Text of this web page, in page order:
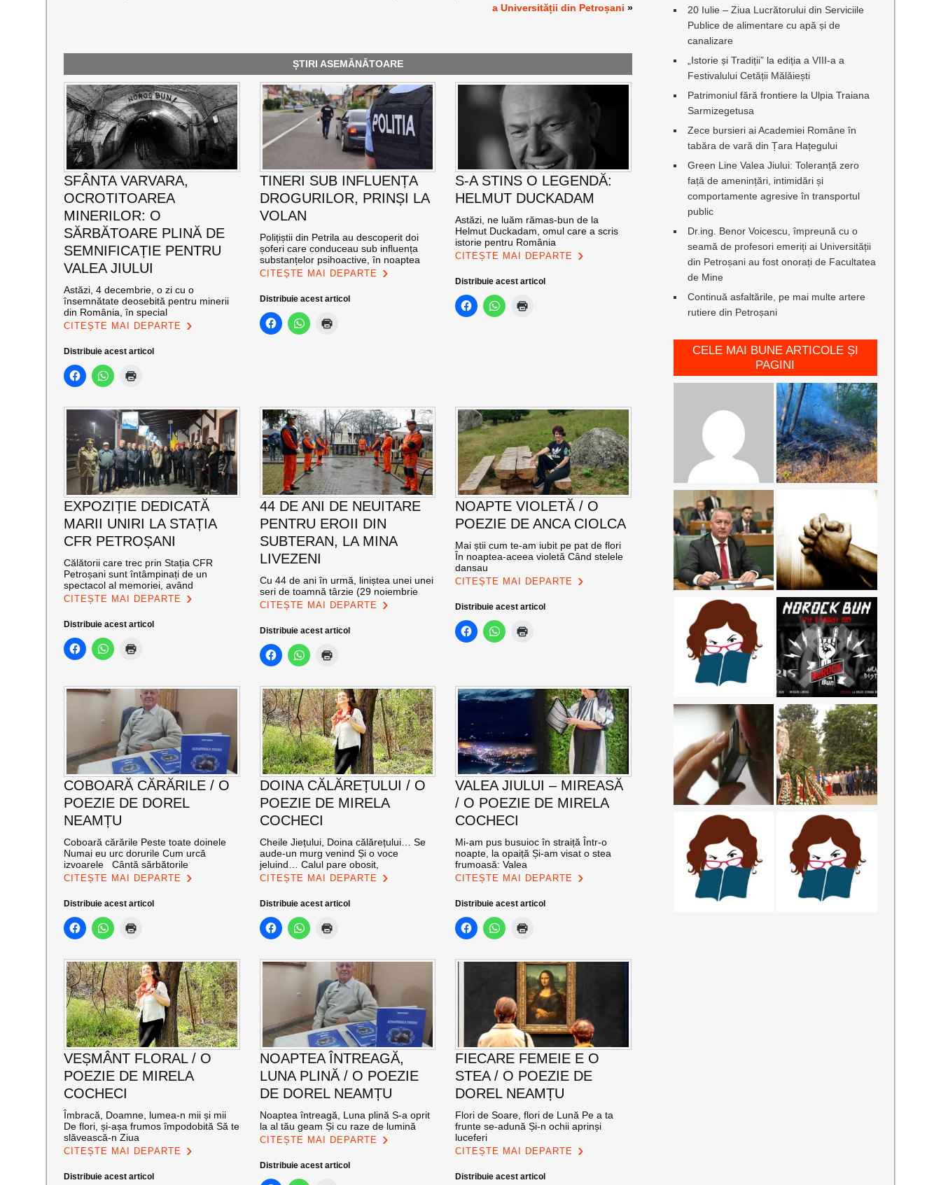
a Universității din Petroșani »
ȘTIRI ASEMĂNĂTOARE
SFÂNTA VARVARA,
OCROTITOAREA
MINERILOR: O
SĂRBĂTOARE PLINĂ DE
SEMNIFICAȚIE PENTRU
VALEA JIULUI
Astăzi, 4 decembrie, o zi cu o
însemnătate deosebită pentru minerii
din România, în special
CITEȘTE MAI DEPARTE
Distribuie acest articol
TINERI SUB INFLUENȚA
DROGURILOR, PRINȘI LA
VOLAN
Polițiștii din Petrila au descoperit doi
șoferi care conduceau sub influența
substanțelor psihoactive, în noaptea
CITEȘTE MAI DEPARTE
Distribuie acest articol
S-A STINS O LEGENDĂ:
HELMUT DUCKADAM
Astăzi, ne luăm rămas-bun de la
Helmut Duckadam, omul care a scris
istorie pentru România
CITEȘTE MAI DEPARTE
Distribuie acest articol
EXPOZIȚIE DEDICATĂ
MARII UNIRI LA STAȚIA
CFR PETROȘANI
Călătorii care trec prin Stația CFR
Petroșani sunt întâmpinați de un
spectacol al memoriei, având
CITEȘTE MAI DEPARTE
Distribuie acest articol
44 DE ANI DE NEUITARE
PENTRU EROII DIN
SUBTERAN, LA MINA
LIVEZENI
Cu 44 de ani în urmă, liniștea unei unei
seri de toamnă târzie (29 noiembrie
CITEȘTE MAI DEPARTE
Distribuie acest articol
NOAPTE VIOLETĂ / O
POEZIE DE ANCA CIOLCA
Mai știi cum te-am iubit pe pat de flori
În noaptea-aceea violetă Când stelele
dansau
CITEȘTE MAI DEPARTE
Distribuie acest articol
COBOARĂ CĂRĂRILE / O
POEZIE DE DOREL
NEAMȚU
Coboară cărările Peste toate doinele
Numai eu urc dorurile Cum urcă
izvoarele Cântă sărbătorile
CITEȘTE MAI DEPARTE
Distribuie acest articol
DOINA CĂLĂREȚULUI / O
POEZIE DE MIRELA
COCHECI
Cheile Jiețului, Doina călărețului… Se
aude-un murg venind Și o voce
jeluind… Calul pare obosit,
CITEȘTE MAI DEPARTE
Distribuie acest articol
VALEA JIULUI – MIREASĂ
/ O POEZIE DE MIRELA
COCHECI
Mi-am pus busuioc în straiță Într-o
noapte, la opaiță Și-am visat o stea
frumoasă: Valea
CITEȘTE MAI DEPARTE
Distribuie acest articol
VEȘMÂNT FLORAL / O
POEZIE DE MIRELA
COCHECI
Îmbracă, Doamne, lumea-n mii și mii
De flori, și-așa frumos împodobită Să te
slăvească-n Ziua
CITEȘTE MAI DEPARTE
Distribuie acest articol
NOAPTEA ÎNTREAGĂ,
LUNA PLINĂ / O POEZIE
DE DOREL NEAMȚU
Noaptea întreagă, Luna plină S-a oprit
la al tău geam Și cu raze de lumină
CITEȘTE MAI DEPARTE
Distribuie acest articol
FIECARE FEMEIE E O
STEA / O POEZIE DE
DOREL NEAMȚU
Flori de Soare, flori de Lună Pe a ta
frunte se-adună Și-n ochii aprinși
luceferi
CITEȘTE MAI DEPARTE
Distribuie acest articol
20 Iulie – Ziua Lucrătorului din Serviciile
Publice de alimentare cu apă și de
canalizare
„Istorie și Tradiții” la ediția a VIII-a a
Festivalului Cetății Mălăiești
Patrimoniul fără frontiere la Ulpia Traiana
Sarmizegetusa
Zece bursieri ai Academiei Române în
tabăra de vară din Țara Hațegului
Green Line Valea Jiului: Toleranță zero
față de amenințări, intimidări și
comportamente agresive în transportul
public
Dr.ing. Benor Voicescu, împreună cu o
seamă de profesori emeriți ai Universității
din Petroșani au fost onorați de Facultatea
de Mine
Continuă asfaltările, pe mai multe artere
rutiere din Petroșani
CELE MAI BUNE ARTICOLE ȘI
PAGINI